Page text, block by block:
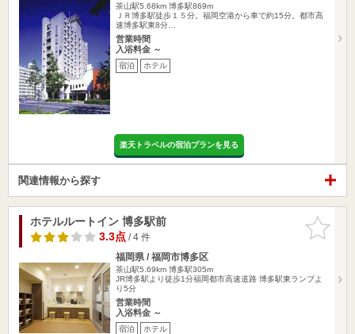
茶山駅5.68km 博多駅869m
ＪＲ博多駅徒歩１５分。福岡空港から車で約15分。都市高
速博多駅東8分…
営業時間
入浴料金 ～
宿泊 ホテル
楽天トラベルの宿泊プランを見る
関連情報から探す
お気に入
りに追加
ホテルルートイン 博多駅前
3.3点/ 4 件
福岡県 / 福岡市博多区
茶山駅5.69km 博多駅305m
JR博多駅より徒歩1分福岡都市高速道路 博多駅東ランプよ
り5分
営業時間
入浴料金 ～
宿泊 ホテル